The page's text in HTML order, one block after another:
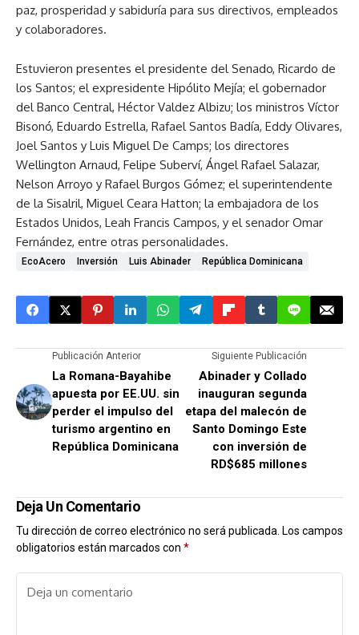
paz, prosperidad y sabiduría para sus directivos, empleados
y colaboradores.
Estuvieron presentes el presidente del Senado, Ricardo de
los Santos; el expresidente Hipólito Mejía; el gobernador
del Banco Central, Héctor Valdez Albizu; los ministros Víctor
Bisonó, Eduardo Estrella, Rafael Santos Badía, Eddy Olivares,
Joel Santos y Luis Miguel De Camps; los directores
Wellington Arnaud, Felipe Suberví, Ángel Rafael Salazar,
Nelson Arroyo y Rafael Burgos Gómez; el superintendente
de la Sisalril, Miguel Ceara Hatton; la embajadora de los
Estados Unidos, Leah Francis Campos, y el senador Omar
Fernández, entre otras personalidades.
EcoAcero Inversión Luis Abinader República Dominicana
Publicación Anterior
La Romana-Bayahibe
apuesta por EE.UU. sin
perder el impulso del
turismo argentino en
República Dominicana
Siguiente Publicación
Abinader y Collado
inauguran segunda
etapa del malecón de
Santo Domingo Este
con inversión de
RD$685 millones
Deja Un Comentario
Tu dirección de correo electrónico no será publicada. Los campos
obligatorios están marcados con *